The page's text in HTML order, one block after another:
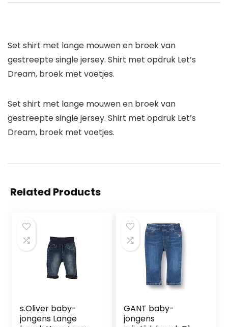
Set shirt met lange mouwen en broek van
gestreepte single jersey. Shirt met opdruk Let’s
Dream, broek met voetjes.
Set shirt met lange mouwen en broek van
gestreepte single jersey. Shirt met opdruk Let’s
Dream, broek met voetjes.
Related Products
s.Oliver baby-
jongens Lange
GANT baby-
jongens